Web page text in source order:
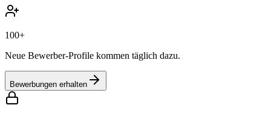
100+
Neue Bewerber-Profile kommen täglich dazu.
Bewerbungen erhalten